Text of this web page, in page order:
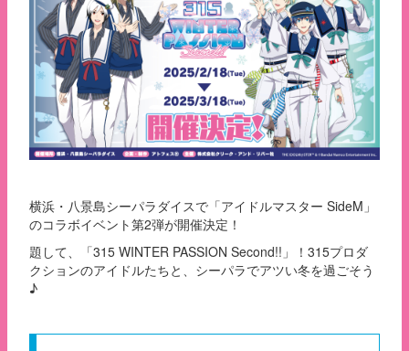
ABOUT
GOODS
FOODS
RALLY
OTHER
横浜・八景島シーパラダイスで「アイドルマスター SideM」
のコラボイベント第2弾が開催決定！
題して、「315 WINTER PASSION Second!!」！315プロダ
クションのアイドルたちと、シーパラでアツい冬を過ごそう
♪